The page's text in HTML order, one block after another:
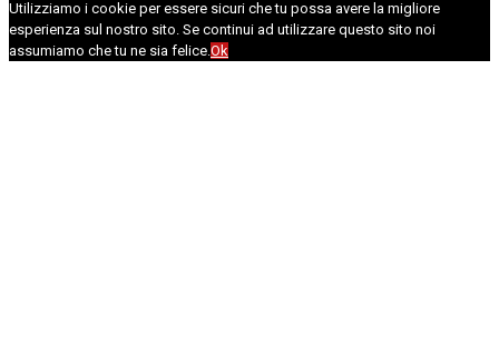
Utilizziamo i cookie per essere sicuri che tu possa avere la migliore
esperienza sul nostro sito. Se continui ad utilizzare questo sito noi
assumiamo che tu ne sia felice.Ok